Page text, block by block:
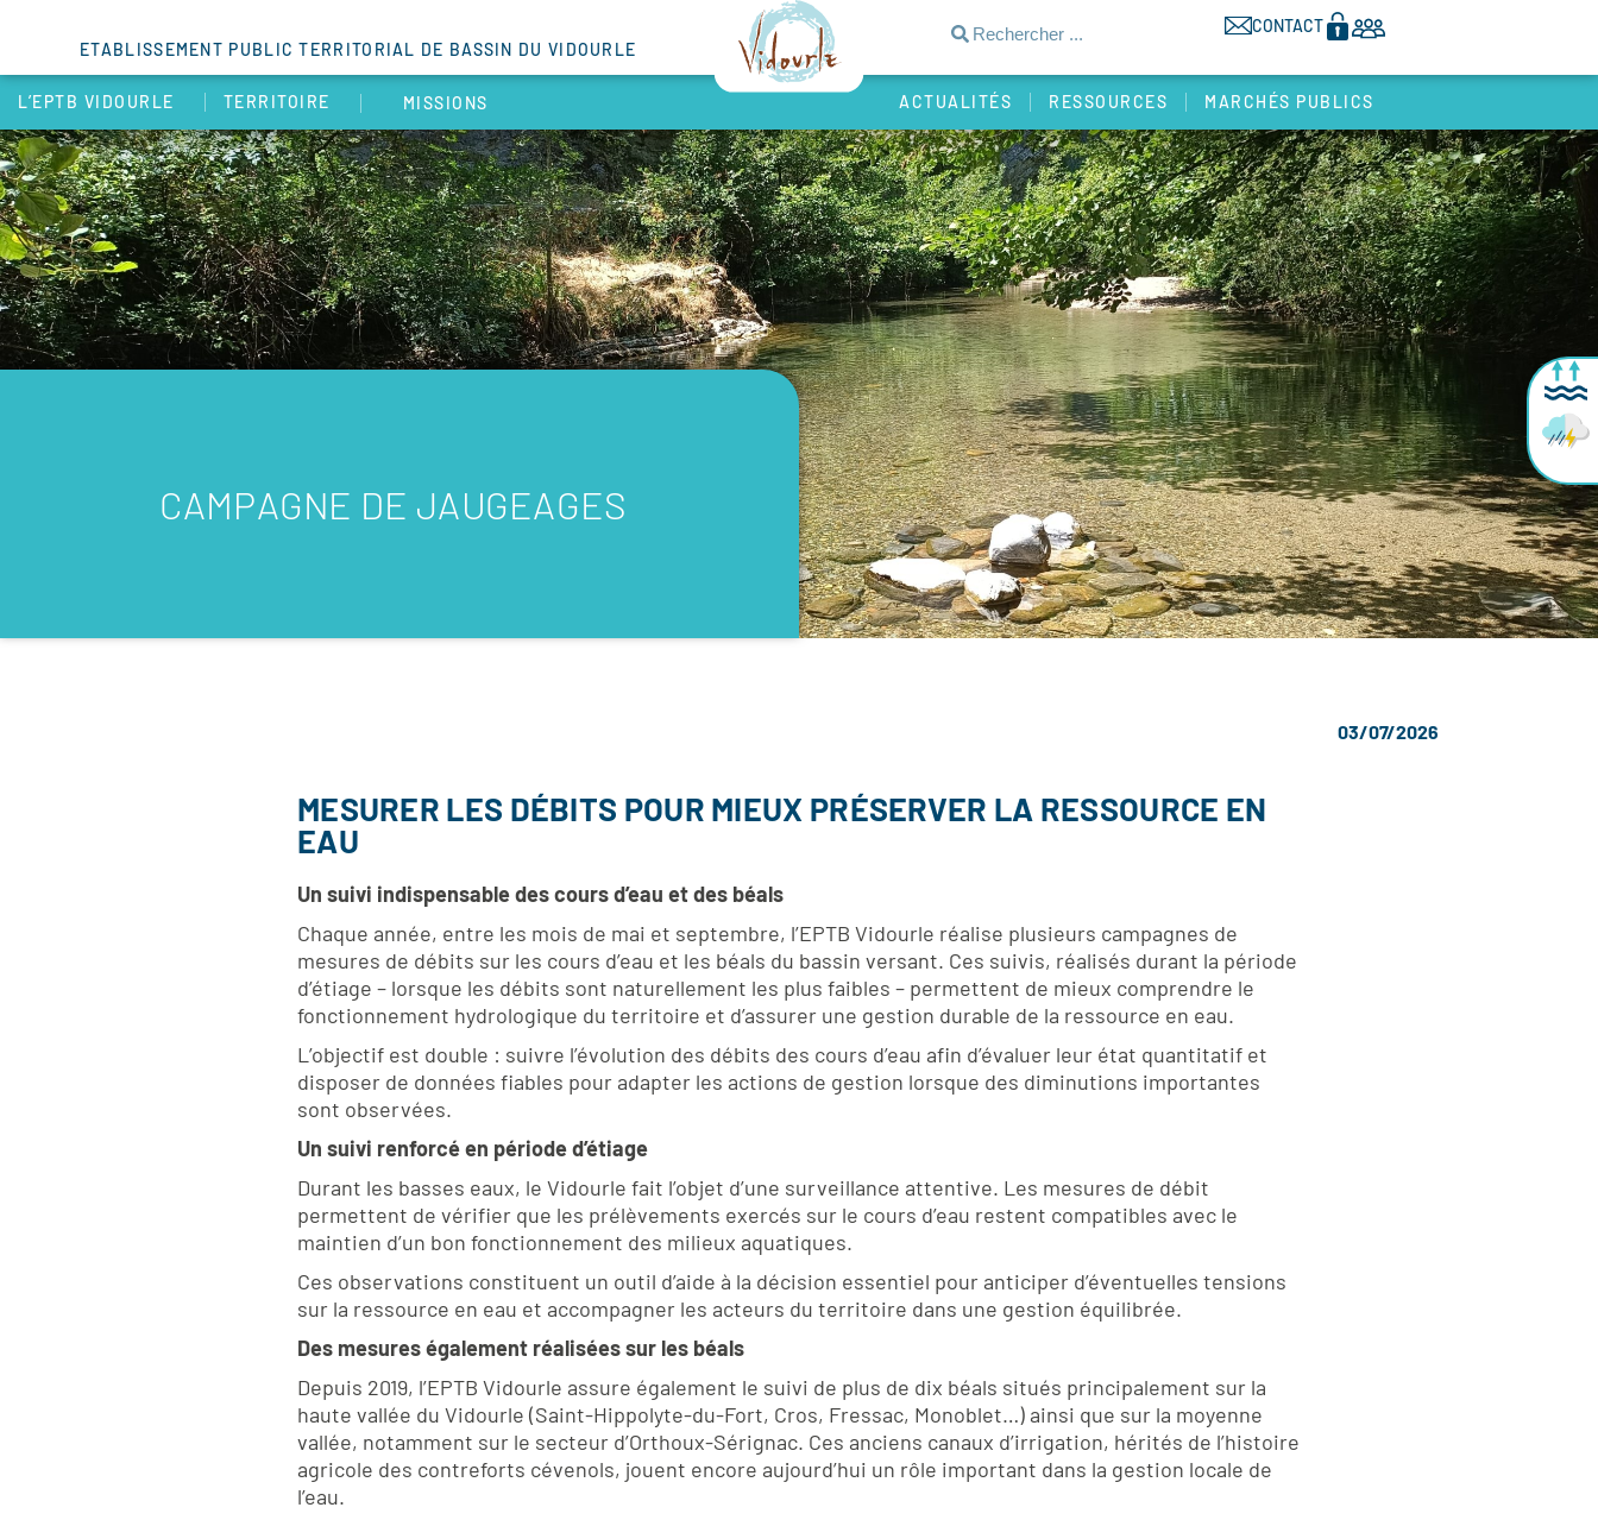
ETABLISSEMENT PUBLIC TERRITORIAL DE BASSIN DU VIDOURLE
CONTACT
L’EPTB VIDOURLE TERRITOIRE MISSIONS ACTUALITÉS RESSOURCES MARCHÉS PUBLICS
CAMPAGNE DE JAUGEAGES
03/07/2026
MESURER LES DÉBITS POUR MIEUX PRÉSERVER LA RESSOURCE EN
EAU
Un suivi indispensable des cours d’eau et des béals
Chaque année, entre les mois de mai et septembre, l’EPTB Vidourle réalise plusieurs campagnes de
mesures de débits sur les cours d’eau et les béals du bassin versant. Ces suivis, réalisés durant la période
d’étiage – lorsque les débits sont naturellement les plus faibles – permettent de mieux comprendre le
fonctionnement hydrologique du territoire et d’assurer une gestion durable de la ressource en eau.
L’objectif est double : suivre l’évolution des débits des cours d’eau afin d’évaluer leur état quantitatif et
disposer de données fiables pour adapter les actions de gestion lorsque des diminutions importantes
sont observées.
Un suivi renforcé en période d’étiage
Durant les basses eaux, le Vidourle fait l’objet d’une surveillance attentive. Les mesures de débit
permettent de vérifier que les prélèvements exercés sur le cours d’eau restent compatibles avec le
maintien d’un bon fonctionnement des milieux aquatiques.
Ces observations constituent un outil d’aide à la décision essentiel pour anticiper d’éventuelles tensions
sur la ressource en eau et accompagner les acteurs du territoire dans une gestion équilibrée.
Des mesures également réalisées sur les béals
Depuis 2019, l’EPTB Vidourle assure également le suivi de plus de dix béals situés principalement sur la
haute vallée du Vidourle (Saint-Hippolyte-du-Fort, Cros, Fressac, Monoblet…) ainsi que sur la moyenne
vallée, notamment sur le secteur d’Orthoux-Sérignac. Ces anciens canaux d’irrigation, hérités de l’histoire
agricole des contreforts cévenols, jouent encore aujourd’hui un rôle important dans la gestion locale de
l’eau.